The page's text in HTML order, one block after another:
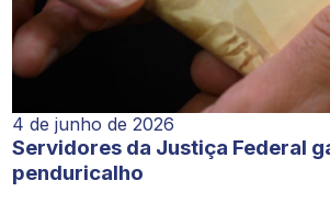
4 de junho de 2026
Servidores da Justiça Federal
penduricalho